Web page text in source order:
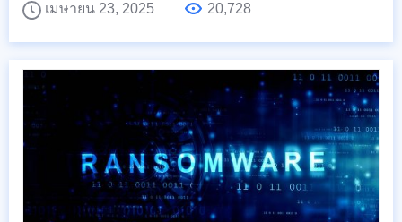
เมษายน 23, 2025
20,728